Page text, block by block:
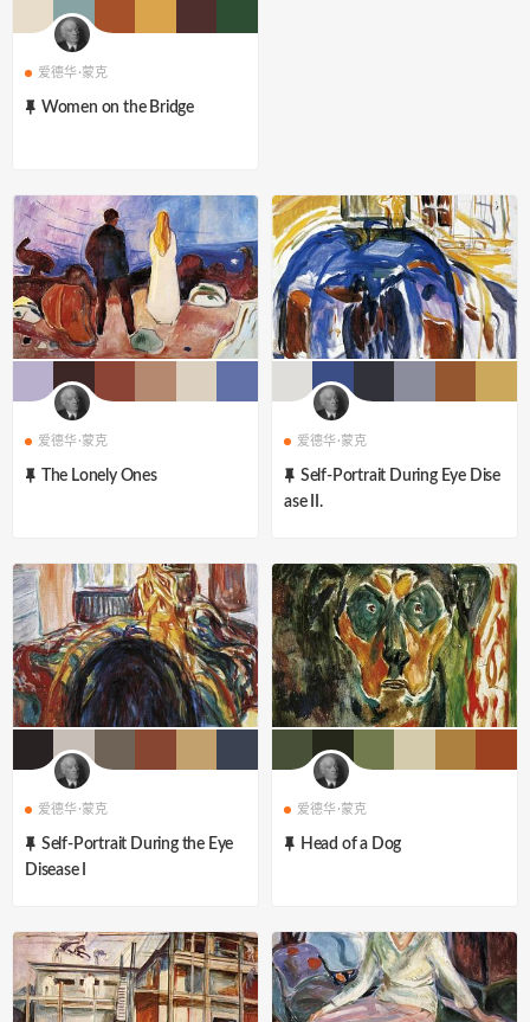
爱德华·蒙克
Women on the Bridge
爱德华·蒙克
The Lonely Ones
爱德华·蒙克
Self-Portrait During Eye Dise
ase II.
爱德华·蒙克
Self-Portrait During the Eye
Disease I
爱德华·蒙克
Head of a Dog